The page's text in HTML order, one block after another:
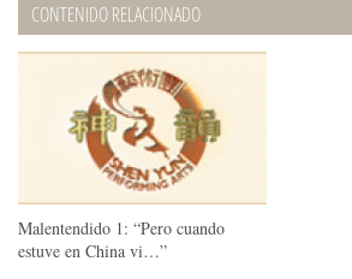
CONTENIDO RELACIONADO
Malentendido 1: “Pero cuando
estuve en China vi…”